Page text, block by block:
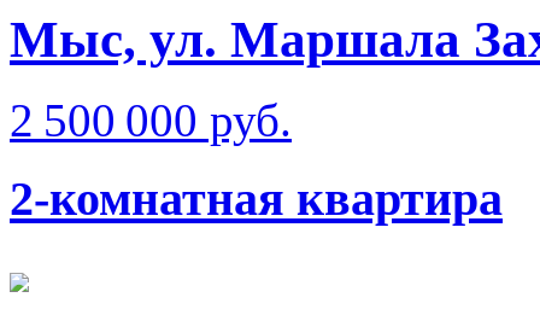
Мыс, ул. Маршала
2 500 000 руб.
2-комнатная квартира